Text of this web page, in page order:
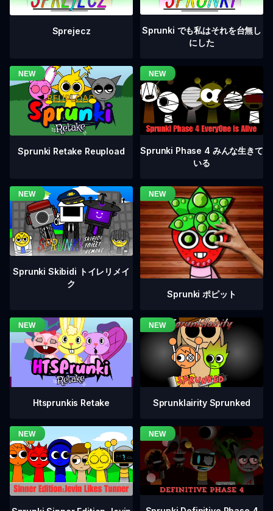
Sprejecz
Sprunki でも私はそれを台無し
にした
Sprunki Retake Reupload
Sprunki Phase 4 みんな生きて
いる
Sprunki Skibidi トイレリメイ
ク
Sprunki ポピット
Htsprunkis Retake Sprunklairity Sprunked